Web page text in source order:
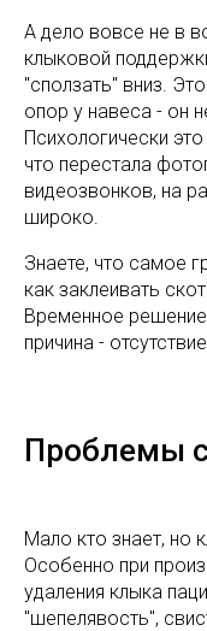
А дело вовсе не в
клыковой
"сползать" вниз.
опор у навеса - он
Психологически
что перестала
видеозвонков, на
широко.
Знаете, что самое
как заклеивать
Временное
причина -
Проблемы
Мало кто знает, но
Особенно при
удаления клыка
"шепелявость",